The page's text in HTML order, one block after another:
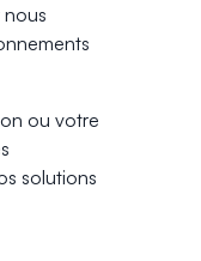
nous
ou votre
solutions